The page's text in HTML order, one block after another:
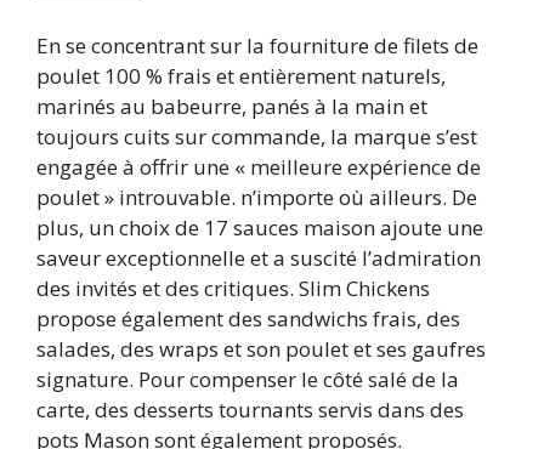
En se concentrant sur la fourniture de filets de
poulet 100 % frais et entièrement naturels,
marinés au babeurre, panés à la main et
toujours cuits sur commande, la marque s’est
engagée à offrir une « meilleure expérience de
poulet » introuvable. n’importe où ailleurs. De
plus, un choix de 17 sauces maison ajoute une
saveur exceptionnelle et a suscité l’admiration
des invités et des critiques. Slim Chickens
propose également des sandwichs frais, des
salades, des wraps et son poulet et ses gaufres
signature. Pour compenser le côté salé de la
carte, des desserts tournants servis dans des
pots Mason sont également proposés.